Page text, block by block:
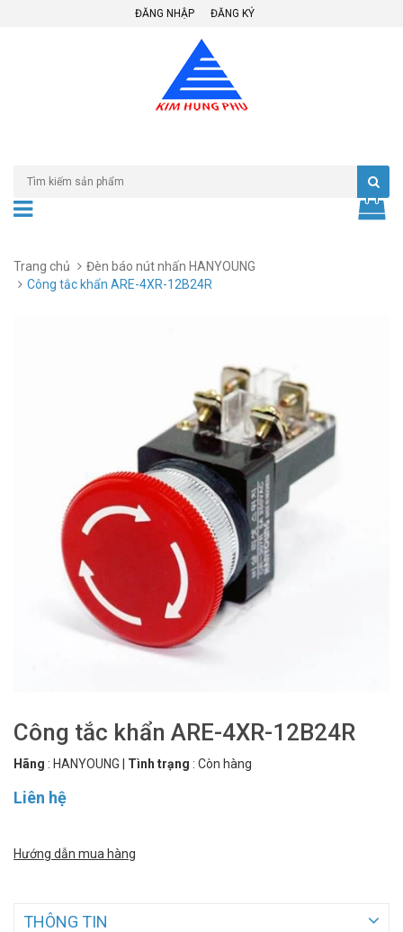
ĐĂNG NHẬP ĐĂNG KÝ
Trang chủ
Đèn báo nút nhấn HANYOUNG
Công tắc khẩn ARE-4XR-12B24R
Công tắc khẩn ARE-4XR-12B24R
Hãng : HANYOUNG Tình trạng : Còn hàng
Liên hệ
Hướng dẫn mua hàng
THÔNG TIN